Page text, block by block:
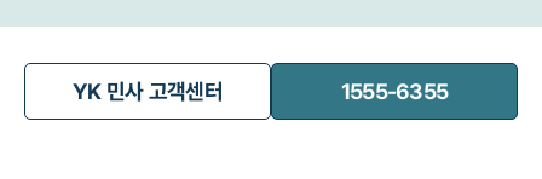
YK 민사 고객센터 1555-6355